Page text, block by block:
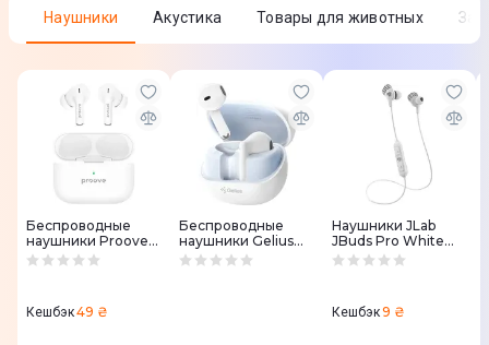
Прически
Многофункциональные
Концентратор
Диффузор
Цвет
Наушники Акустика Товары для животных
Беспроводные
наушники Proove
Mainstream Pro
Кешбэк49 ₴
Беспроводные
наушники Gelius
Pro Airdots GP-
Наушники JLab
JBuds Pro White
Grey
Кешбэк9 ₴